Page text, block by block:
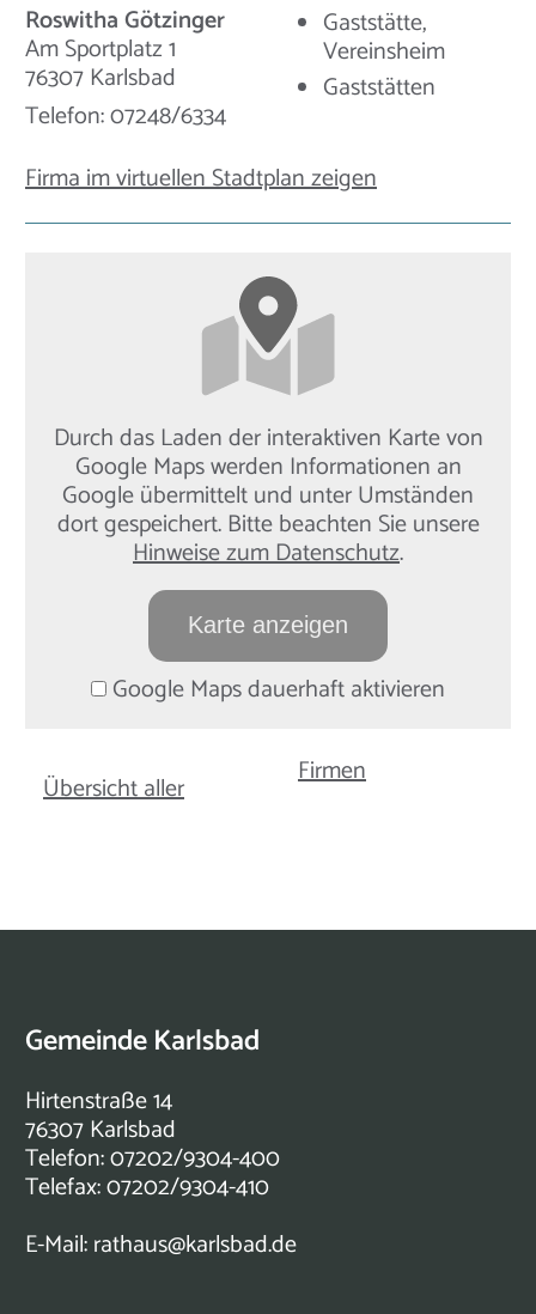
Roswitha Götzinger
Am Sportplatz 1
76307 Karlsbad
Telefon: 07248/6334
Gaststätte,
Vereinsheim
Gaststätten
Firma im virtuellen Stadtplan zeigen
Durch das Laden der interaktiven Karte von
Google Maps werden Informationen an
Google übermittelt und unter Umständen
dort gespeichert. Bitte beachten Sie unsere
Hinweise zum Datenschutz.
Karte anzeigen
Google Maps dauerhaft aktivieren
Übersicht aller Firmen
Gemeinde Karlsbad
Hirtenstraße 14
76307 Karlsbad
Telefon: 07202/9304-400
Telefax: 07202/9304-410
E-Mail:rathaus@karlsbad.de